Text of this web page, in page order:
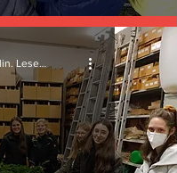
1 Min. Lesezeit